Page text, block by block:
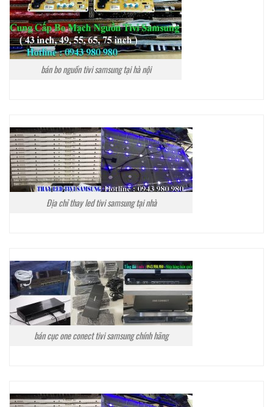
bán bo nguồn tivi samsung tại hà nội
Địa chỉ thay led tivi samsung tại nhà
bán cục one conect tivi samsung chính hãng